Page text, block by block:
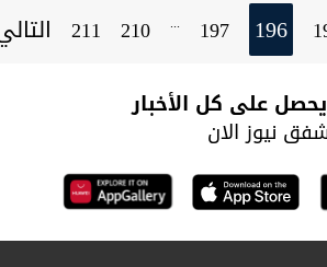
196
197
...
210
211
على كل الأخبار
نيوز الان